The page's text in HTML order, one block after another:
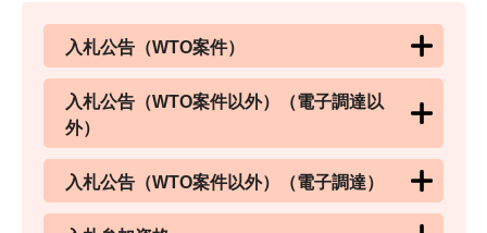
入札公告（WTO案件）
入札公告（WTO案件以外）（電子調達以
外）
入札公告（WTO案件以外）（電子調達）